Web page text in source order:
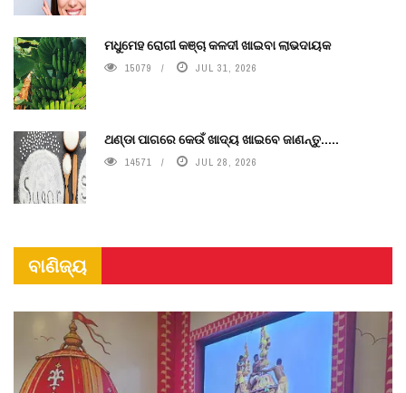
ମଧୁମେହ ରୋଗୀ କଞ୍ଚା କଳଦୀ ଖାଇବା ଲାଭଦାୟକ
15079 JUL 31, 2026
ଥଣ୍ଡା ପାଗରେ କେଉଁ ଖାଦ୍ୟ ଖାଇବେ ଜାଣନ୍ତୁ.....
14571 JUL 28, 2026
ବାଣିଜ୍ୟ